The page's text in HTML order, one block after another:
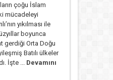
çoğu İslam
mücadeleyi
yıkılması ile
boyunca
gerdiği Orta Doğu
Batılı ülkeler
İşte ...
Devamını